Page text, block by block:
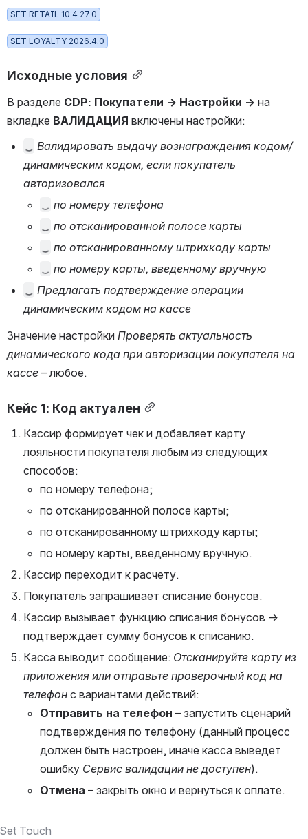
SET RETAIL 10.4.27.0
SET LOYALTY 2026.4.0
Исходные условия
В разделе CDP: Покупатели → Настройки → на
вкладке ВАЛИДАЦИЯ включены настройки:
инамическим кодом, если покупатель а
вторизовался
по номеру телефона
по отсканированной полосе карты
по отсканированному штрихкоду карты
по номеру карты, введенному вручную
инамическим кодом на кассе
Значение настройки Проверять актуальность
динамического кода при авторизации покупателя на
кассе – любое.
Кейс 1: Код актуален
Кассир формирует чек и добавляет карту
лояльности покупателя любым из следующих
способов:
по номеру телефона;
по отсканированной полосе карты;
по отсканированному штрихкоду карты;
по номеру карты, введенному вручную.
Кассир переходит к расчету.
Покупатель запрашивает списание бонусов.
Кассир вызывает функцию списания бонусов →
подтверждает сумму бонусов к списанию.
Касса выводит сообщение: Отсканируйте карту из
приложения или отправьте проверочный код на
телефон с вариантами действий:
Отправить на телефон – запустить сценарий
подтверждения по телефону (данный процесс
должен быть настроен, иначе касса выведет
ошибку Сервис валидации не доступен).
Отмена – закрыть окно и вернуться к оплате.
Set Touch